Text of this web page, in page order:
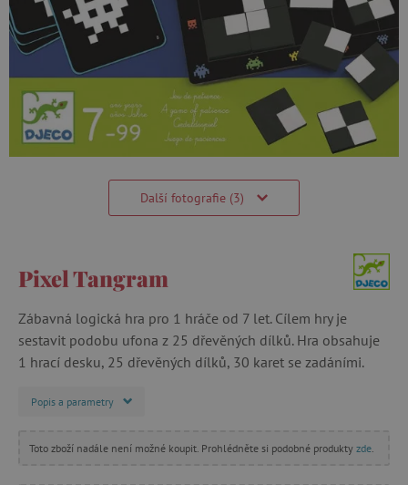
Další fotografie (3)
Pixel Tangram
Zábavná logická hra pro 1 hráče od 7 let. Cílem hry je
sestavit podobu ufona z 25 dřevěných dílků. Hra obsahuje
1 hrací desku, 25 dřevěných dílků, 30 karet se zadáními.
Popis a parametry
Toto zboží nadále není možné koupit. Prohlédněte si podobné produkty zde